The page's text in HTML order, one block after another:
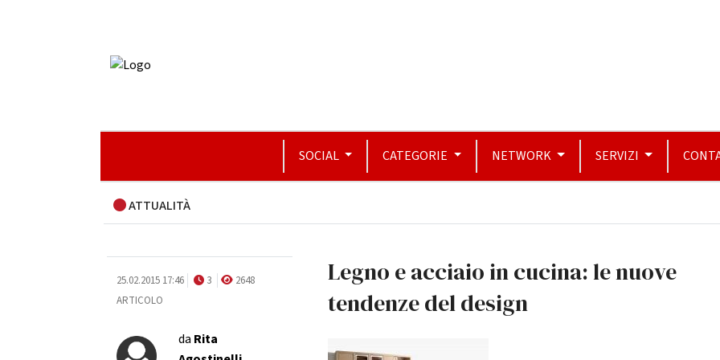
SOCIAL CATEGORIE NETWORK SERVIZI
ATTUALITÀ
25.02.2015 17:46 3
2648
ARTICOLO
da Rita
Legno e acciaio in cucina: le nuove
tendenze del design